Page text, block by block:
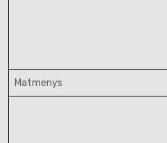
Matmenys